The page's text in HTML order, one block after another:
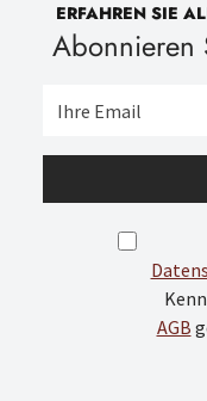
ERFAHREN SIE
Abonnieren
AGB